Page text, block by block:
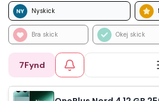
Nyskick
Bra skick Okej skick
7Fynd